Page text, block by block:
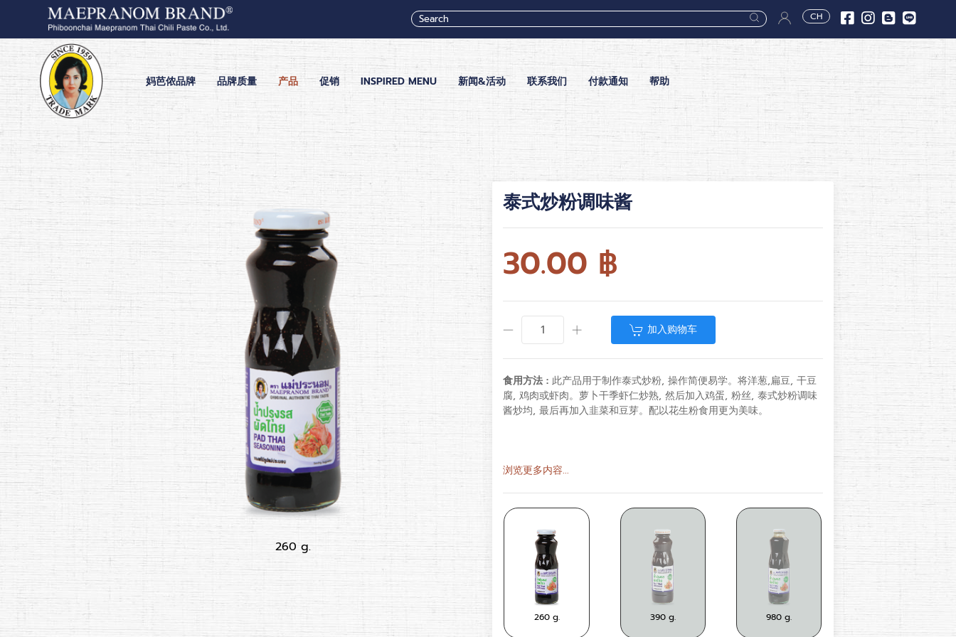
CH
妈芭侬品牌 品牌质量 产品 促销 INSPIRED MENU 新闻&活动 联系我们 付款通知 帮助
260 g.
泰式炒粉调味酱
30.00 ฿
加入购物车
食用方法 : 此产品用于制作泰式炒粉, 操作简便易学。将洋葱,扁豆, 干豆
腐, 鸡肉或虾肉。萝卜干季虾仁炒熟, 然后加入鸡蛋, 粉丝, 泰式炒粉调味
酱炒均, 最后再加入韭菜和豆芽。配以花生粉食用更为美味。
浏览更多内容...
260 g. 390 g. 980 g.